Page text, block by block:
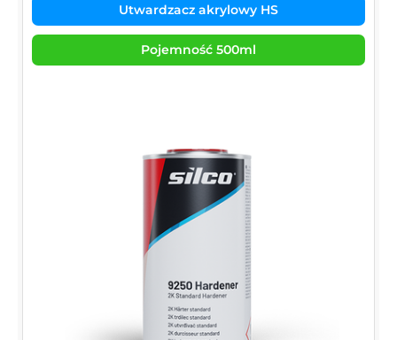
Utwardzacz akrylowy HS
Pojemność 500ml